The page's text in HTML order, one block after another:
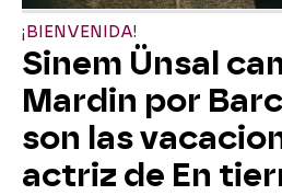
¡BIENVENIDA!
Sinem Ünsal
Mardin por
son las
actriz de En